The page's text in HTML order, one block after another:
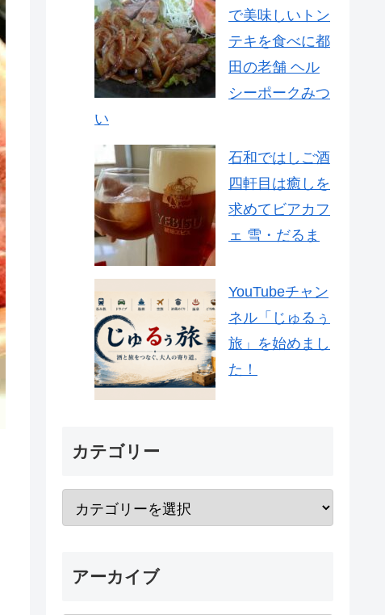
で美味しいトン
テキを食べに都
田の老舗 ヘル
シーポークみつ
い
石和ではしご酒
四軒目は癒しを
求めてビアカフ
ェ 雪・だるま
YouTubeチャン
ネル「じゅるぅ
旅」を始めまし
た！
カテゴリー
アーカイブ